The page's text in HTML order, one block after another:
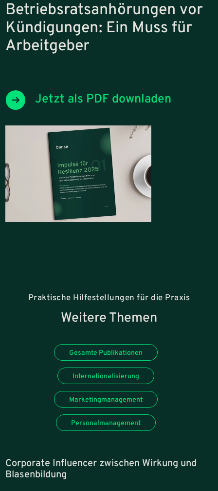
Betriebsratsanhörungen vor
Kündigungen: Ein Muss für
Arbeitgeber
Jetzt als PDF downladen
Praktische Hilfestellungen für die Praxis
Weitere Themen
Gesamte Publikationen
Internationalisierung
Marketingmanagement
Personalmanagement
Corporate Influencer zwischen Wirkung und
Blasenbildung